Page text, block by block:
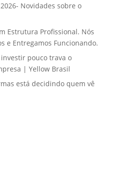
Novidades sobre o
Estrutura Profissional. Nós
e Entregamos Funcionando.
pouco trava o
| Yellow Brasil
está decidindo quem vê